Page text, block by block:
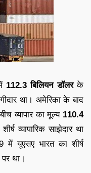
112.3 बिलियन डॉलरके
था। अमेरिका के बाद
व्यापार का मूल्य 110.4
व्यापारिक साझेदार था
यूएसए भारत का शीर्ष
था।